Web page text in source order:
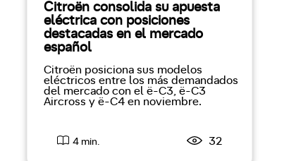
Citroën consolida su apuesta
eléctrica con posiciones
destacadas en el mercado
español
Citroën posiciona sus modelos
eléctricos entre los más demandados
del mercado con el ë-C3, ë-C3
Aircross y ë-C4 en noviembre.
4 min. 32